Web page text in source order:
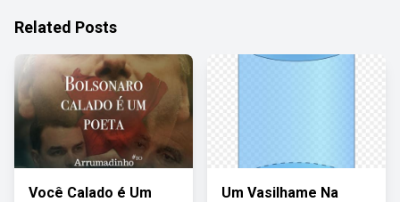
Related Posts
Você Calado é Um
Um Vasilhame Na